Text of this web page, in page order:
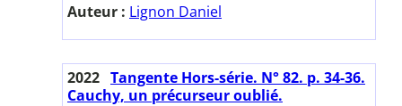
Auteur : Lignon Daniel
2022 Tangente Hors-série. N° 82. p. 34-36.
Cauchy, un précurseur oublié.